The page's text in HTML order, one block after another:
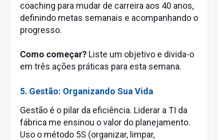
coaching para mudar de carreira aos 40 anos,
definindo metas semanais e acompanhando o
progresso.
Como começar? Liste um objetivo e divida-o
em três ações práticas para esta semana.
5. Gestão: Organizando Sua Vida
Gestão é o pilar da eficiência. Liderar a TI da
fábrica me ensinou o valor do planejamento.
Uso o método 5S (organizar, limpar,